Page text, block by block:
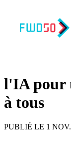
l'IA pour
à tous
PUBLIÉ LE 1